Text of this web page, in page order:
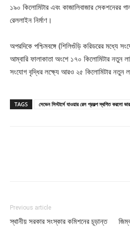
১৯০ কিলোমিটার এবং কাজালিবাজার সেকশনেরর
রেললাইন নির্মাণ।
অপরদিকে পশ্চিমবঙ্গে (শিলিগুঁড়ি করিডরের মধ্যে
আম্বারি ফালাকাতা অংশে ১৭০ কিলোমিটার নতুন
সংযোগ বৃদ্ধির লক্ষ্যে আরও ২৫ কিলোমিটার নতুন
TAGS সেভেন সিস্টার্সে যাওয়ার রেল প্রকল্প স্থগিত করলো
Previous article
স্থানীয় সরকার সংস্কার কমিশনের চূড়ান্ত